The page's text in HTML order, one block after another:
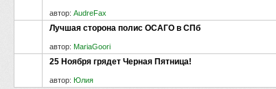
автор: AudreFax
Лучшая сторона полис ОСАГО в СПб
автор: MariaGoori
25 Ноября грядет Черная Пятница!
автор: Юлия